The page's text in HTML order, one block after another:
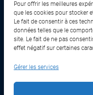
Pour offrir les meilleures
que les cookies pour stocker
Le fait de consentir à ces
données telles que le
site. Le fait de ne pas
effet négatif sur certaines
Gérer les services
Écrans & Moniteurs
Serveurs & Stockage
Impression &
Ordinateurs &
Réseau & IoT